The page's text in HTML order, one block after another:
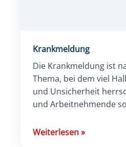
Krankmeldung
Die Krankmeldung ist
Thema, bei dem viel
und Unsicherheit
und Arbeitnehmende
Regeln kennen, […]
Weiterlesen»